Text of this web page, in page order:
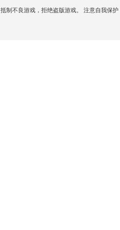
抵制不良游戏，拒绝盗版游戏。 注意自我保